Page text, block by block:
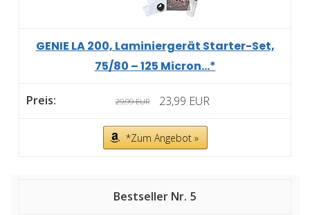
GENIE LA 200, Laminiergerät Starter-Set,
75/80 – 125 Micron...*
29,99 EUR 23,99 EUR
*Zum Angebot »
5